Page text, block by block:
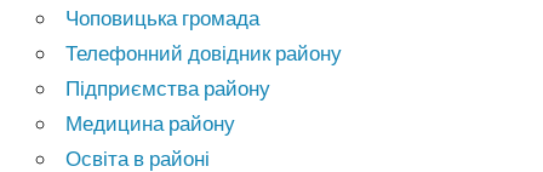
Чоповицька громада
Телефонний довідник району
Підприємства району
Медицина району
Освіта в районі